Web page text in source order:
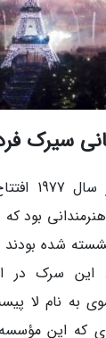
سیرک
این
بود
شده
این سرک در
به نام لا
که این